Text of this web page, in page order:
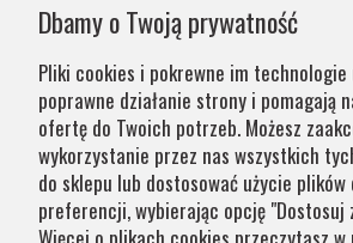
chęci zapewnienia jak najwyższej jakości
na zamówienie jest zaznaczony w
nasze lampy warto czasem poczekać.
Kategorie
Dbamy o Twoją prywatność
Pliki cookies i pokrewne im technologie
poprawne działanie strony i pomagają
ofertę do Twoich potrzeb. Możesz
wykorzystanie przez nas wszystkich
do sklepu lub dostosować użycie plików
preferencji, wybierając opcję "Dostosuj